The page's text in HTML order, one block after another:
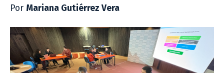
Por Mariana Gutiérrez Vera